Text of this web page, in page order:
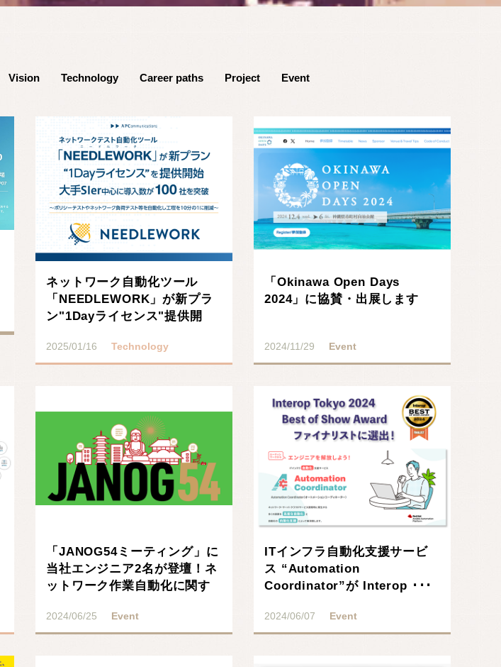
Vision Technology Career paths Project Event
ネットワーク自動化ツール
「NEEDLEWORK」が新プラ
ン"1Dayライセンス"提供開
2025/01/16 Technology
「Okinawa Open Days
2024」に協賛・出展します
2024/11/29 Event
「JANOG54ミーティング」に
当社エンジニア2名が登壇！ネ
ットワーク作業自動化に関す
2024/06/25 Event
ITインフラ自動化支援サービ
ス “Automation
Coordinator”が Interop ･･･
2024/06/07 Event